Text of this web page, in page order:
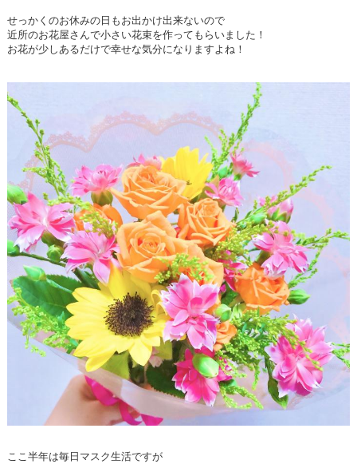
せっかくのお休みの日もお出かけ出来ないので
近所のお花屋さんで小さい花束を作ってもらいました！
お花が少しあるだけで幸せな気分になりますよね！
ここ半年は毎日マスク生活ですが